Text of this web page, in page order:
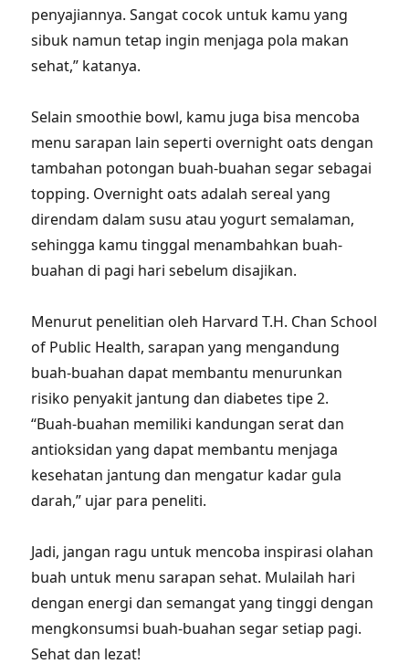
penyajiannya. Sangat cocok untuk kamu yang
sibuk namun tetap ingin menjaga pola makan
sehat,” katanya.
Selain smoothie bowl, kamu juga bisa mencoba
menu sarapan lain seperti overnight oats dengan
tambahan potongan buah-buahan segar sebagai
topping. Overnight oats adalah sereal yang
direndam dalam susu atau yogurt semalaman,
sehingga kamu tinggal menambahkan buah-
buahan di pagi hari sebelum disajikan.
Menurut penelitian oleh Harvard T.H. Chan School
of Public Health, sarapan yang mengandung
buah-buahan dapat membantu menurunkan
risiko penyakit jantung dan diabetes tipe 2.
“Buah-buahan memiliki kandungan serat dan
antioksidan yang dapat membantu menjaga
kesehatan jantung dan mengatur kadar gula
darah,” ujar para peneliti.
Jadi, jangan ragu untuk mencoba inspirasi olahan
buah untuk menu sarapan sehat. Mulailah hari
dengan energi dan semangat yang tinggi dengan
mengkonsumsi buah-buahan segar setiap pagi.
Sehat dan lezat!